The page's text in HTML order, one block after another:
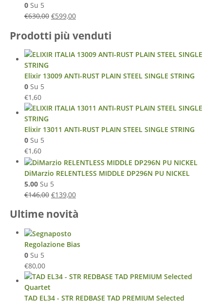
0Su 5
€630,00 €599,00
Prodotti più venduti
Elixir 13009 ANTI-RUST PLAIN STEEL SINGLE STRING
0Su 5
€1,60
Elixir 13011 ANTI-RUST PLAIN STEEL SINGLE STRING
0Su 5
€1,60
DiMarzio RELENTLESS MIDDLE DP296N PU NICKEL
5.00Su 5
€146,00 €139,00
Ultime novità
Regolazione Bias
0Su 5
€80,00
TAD EL34 - STR REDBASE TAD PREMIUM Selected